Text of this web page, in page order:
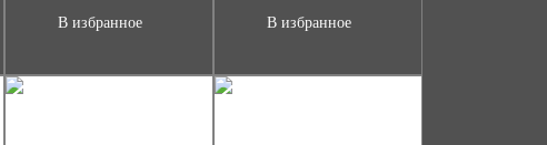
В избранное В избранное